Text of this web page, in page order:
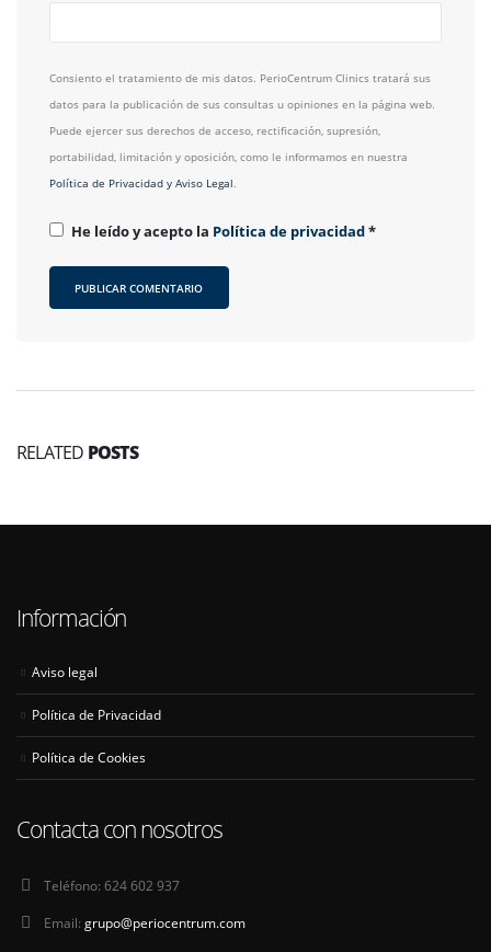
Consiento el tratamiento de mis datos. PerioCentrum Clinics tratará sus
datos para la publicación de sus consultas u opiniones en la página web.
Puede ejercer sus derechos de acceso, rectificación, supresión,
portabilidad, limitación y oposición, como le informamos en nuestra
Política de Privacidad y Aviso Legal.
He leído y acepto la Política de privacidad*
RELATED POSTS
Información
Aviso legal
Política de Privacidad
Política de Cookies
Contacta con nosotros
Teléfono: 624 602 937
Email: grupo@periocentrum.com